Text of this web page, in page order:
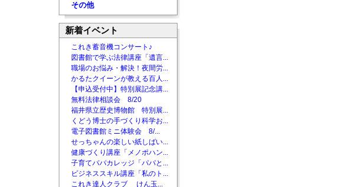
その他
新着イベント
これき蓄音機コンサート♪
図書館で学ぶ法律講座「遺言...
職場のお悩み・解決！夜間労...
かるたクイーンが教える百人...
【申込受付中】特別展記念講...
無料法律相談会 8/20
福井県立歴史博物館 特別展...
くどう博士の手づくり科学お...
電子図書館ミニ体験会 8/...
せっちゃんの楽しい紙しばい...
健康づくり講座「メノポハン...
子育てパパカレッジ「パパと...
ビジネススキル講座「私のト...
これき達人クラブ けん玉...